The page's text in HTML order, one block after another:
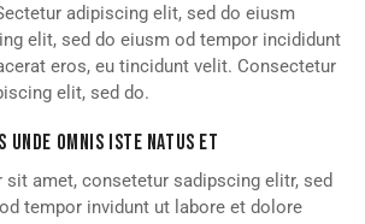
adipiscing elit, sed do eiusm
elit, sed do eiusm od tempor incididunt
eros, eu tincidunt velit. Consectetur
elit, sed do.
UNDE OMNIS ISTE NATUS ET
amet, consetetur sadipscing elitr, sed
tempor invidunt ut labore et dolore